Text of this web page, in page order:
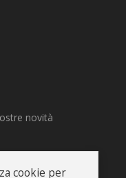
novità
cookie per